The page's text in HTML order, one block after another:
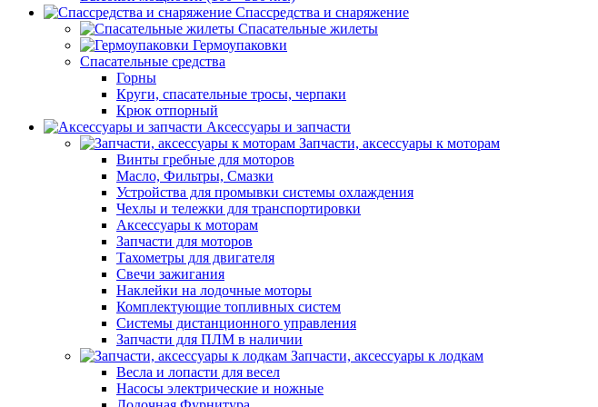
Спассредства и снаряжение
Спасательные жилеты
Гермоупаковки
Спасательные средства
Горны
Круги, спасательные тросы, черпаки
Крюк отпорный
Аксессуары и запчасти
Запчасти, аксессуары к моторам
Винты гребные для моторов
Масло, Фильтры, Смазки
Устройства для промывки системы охлаждения
Чехлы и тележки для транспортировки
Аксессуары к моторам
Запчасти для моторов
Тахометры для двигателя
Свечи зажигания
Наклейки на лодочные моторы
Комплектующие топливных систем
Системы дистанционного управления
Запчасти для ПЛМ в наличии
Запчасти, аксессуары к лодкам
Весла и лопасти для весел
Насосы электрические и ножные